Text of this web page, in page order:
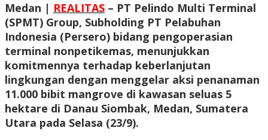
Medan | REALITAS – PT Pelindo Multi Terminal
(SPMT) Group, Subholding PT Pelabuhan
Indonesia (Persero) bidang pengoperasian
terminal nonpetikemas, menunjukkan
komitmennya terhadap keberlanjutan
lingkungan dengan menggelar aksi penanaman
11.000 bibit mangrove di kawasan seluas 5
hektare di Danau Siombak, Medan, Sumatera
Utara pada Selasa (23/9).